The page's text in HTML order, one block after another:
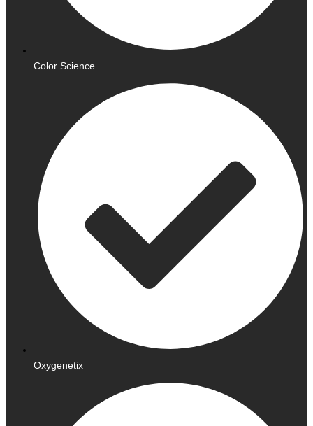
Color Science
Oxygenetix